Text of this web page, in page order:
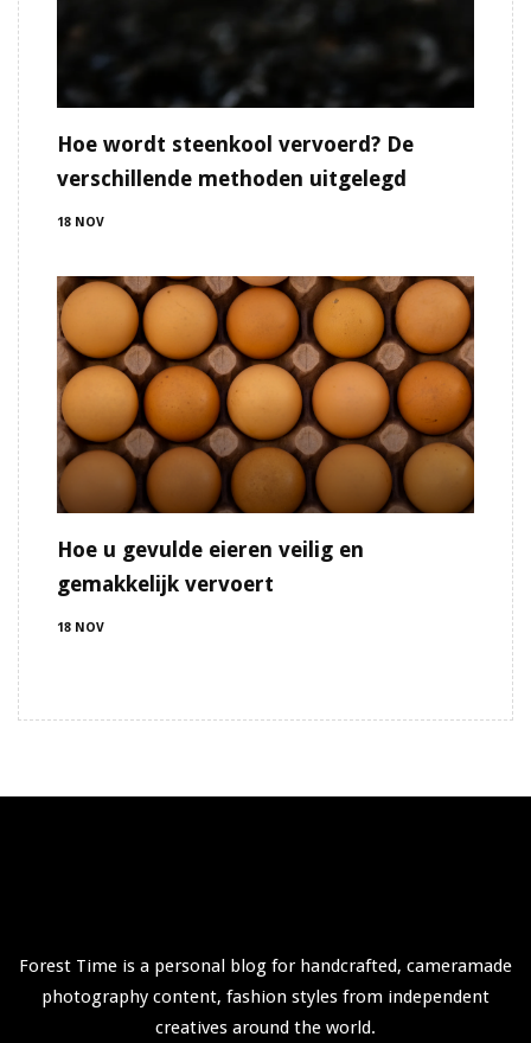
Hoe wordt steenkool vervoerd? De
verschillende methoden uitgelegd
18 NOV
Hoe u gevulde eieren veilig en
gemakkelijk vervoert
18 NOV
Forest Time is a personal blog for handcrafted, cameramade
photography content, fashion styles from independent
creatives around the world.